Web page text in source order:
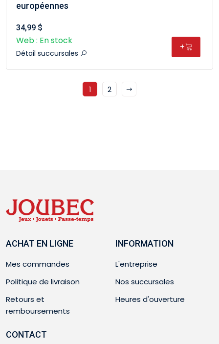
européennes
34,99 $
Web : En stock
Détail succursales
+
1 2
ACHAT EN LIGNE
Mes commandes
Politique de livraison
Retours et
remboursements
INFORMATION
L'entreprise
Nos succursales
Heures d'ouverture
CONTACT